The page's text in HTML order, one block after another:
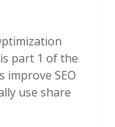
part 1 of the
improve SEO
use share